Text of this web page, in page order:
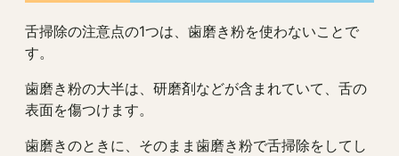
舌掃除の注意点の1つは、歯磨き粉を使わないことで
す。
歯磨き粉の大半は、研磨剤などが含まれていて、舌の
表面を傷つけます。
歯磨きのときに、そのまま歯磨き粉で舌掃除をしてし